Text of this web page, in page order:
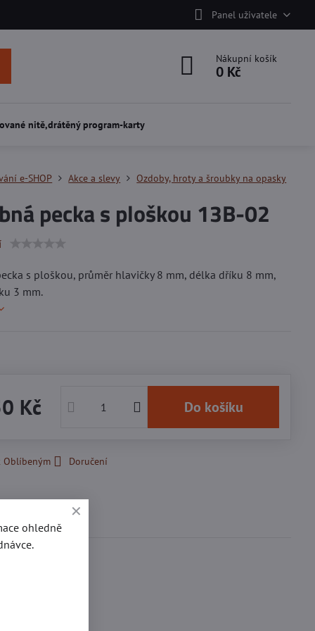
Panel uživatele
Nákupní košík
0 Kč
nitě,drátěný program-karty
e-SHOP Akce a slevy Ozdoby, hroty a šroubky na opasky
pecka s ploškou 13B-02
s ploškou, průměr hlavičky 8 mm, délka dříku 8 mm,
3 mm.
Kč Do košíku
Oblíbeným Doručení
ohledně